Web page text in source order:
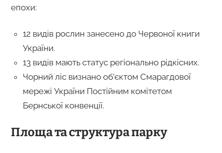
епохи:
12 видів рослин занесено до Червоної книги
України.
13 видів мають статус регіонально рідкісних.
Чорний ліс визнано об’єктом Смарагдової
мережі України Постійним комітетом
Бернської конвенції.
Площа та структура парку